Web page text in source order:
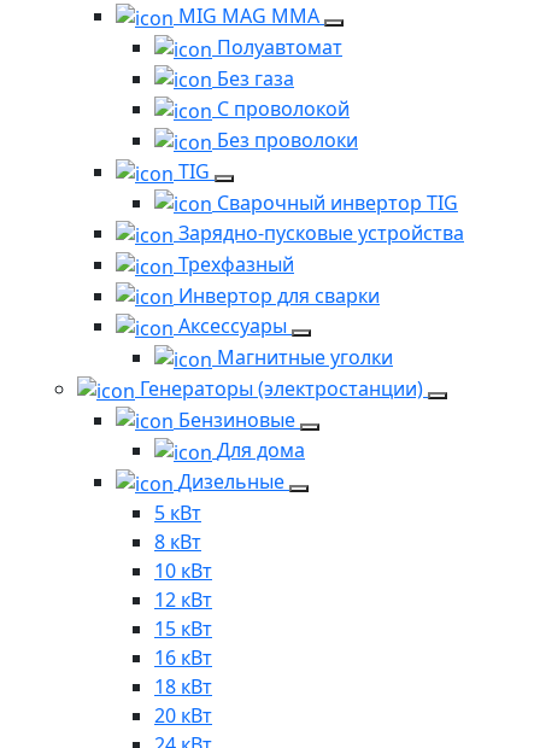
MIG MAG MMA
Полуавтомат
Без газа
С проволокой
Без проволоки
TIG
Сварочный инвертор TIG
Зарядно-пусковые устройства
Трехфазный
Инвертор для сварки
Аксессуары
Магнитные уголки
Генераторы (электростанции)
Бензиновые
Для дома
Дизельные
5 кВт
8 кВт
10 кВт
12 кВт
15 кВт
16 кВт
18 кВт
20 кВт